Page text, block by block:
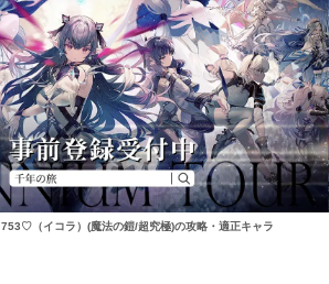
753♡（イコラ）(魔法の鎧/超究極)の攻略・適正キャラ